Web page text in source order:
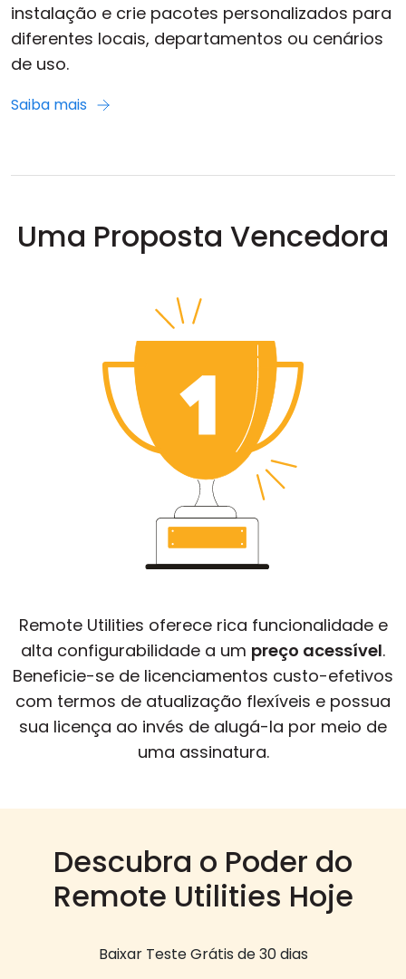
instalação e crie pacotes personalizados para
diferentes locais, departamentos ou cenários
de uso.
Saiba mais
Uma Proposta Vencedora
Remote Utilities oferece rica funcionalidade e
alta configurabilidade a um preço acessível.
Beneficie-se de licenciamentos custo-efetivos
com termos de atualização flexíveis e possua
sua licença ao invés de alugá-la por meio de
uma assinatura.
Descubra o Poder do
Remote Utilities Hoje
Baixar Teste Grátis de 30 dias